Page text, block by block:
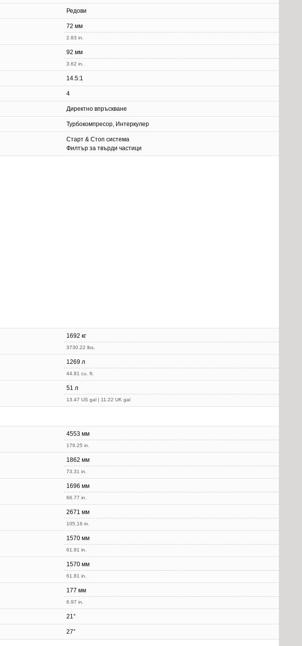
Редови
72 мм
2.83 in.
92 мм
3.62 in.
14.5:1
4
Директно впръскване
Турбокомпресор, Интеркулер
Старт & Стоп система
Филтър за твърди частици
1692 кг
3730.22 lbs.
1269 л
44.81 cu. ft.
51 л
13.47 US gal | 11.22 UK gal
4553 мм
179.25 in.
1862 мм
73.31 in.
1696 мм
66.77 in.
2671 мм
105.16 in.
1570 мм
61.81 in.
1570 мм
61.81 in.
177 мм
6.97 in.
21°
27°